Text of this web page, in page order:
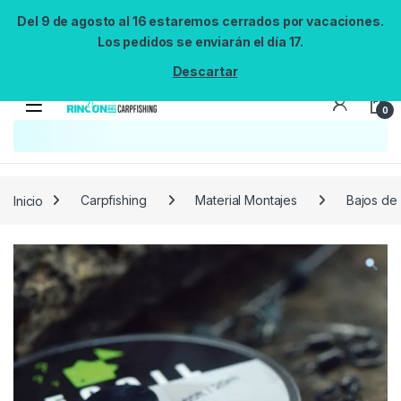
Del 9 de agosto al 16 estaremos cerrados por vacaciones.
Los pedidos se enviarán el día 17.
Descartar
0
No se pudo cargar el widget de búsqueda.